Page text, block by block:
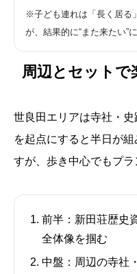
※子ども連れは「長く居る
が、結果的に“また来たい”
周辺とセットで
世良田エリアは寺社・
を起点にすると半日が
すが、歩き中心でもプラ
前半： 新田荘歴史
全体像を掴む
中盤： 周辺の寺社